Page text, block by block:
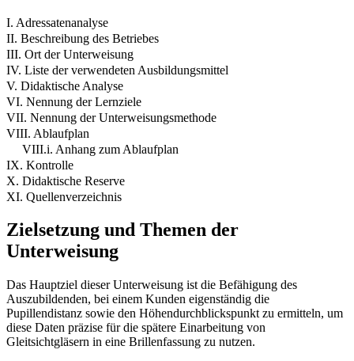
I. Adressatenanalyse
II. Beschreibung des Betriebes
III. Ort der Unterweisung
IV. Liste der verwendeten Ausbildungsmittel
V. Didaktische Analyse
VI. Nennung der Lernziele
VII. Nennung der Unterweisungsmethode
VIII. Ablaufplan
VIII.i. Anhang zum Ablaufplan
IX. Kontrolle
X. Didaktische Reserve
XI. Quellenverzeichnis
Zielsetzung und Themen der
Unterweisung
Das Hauptziel dieser Unterweisung ist die Befähigung des
Auszubildenden, bei einem Kunden eigenständig die
Pupillendistanz sowie den Höhendurchblickspunkt zu ermitteln, um
diese Daten präzise für die spätere Einarbeitung von
Gleitsichtgläsern in eine Brillenfassung zu nutzen.